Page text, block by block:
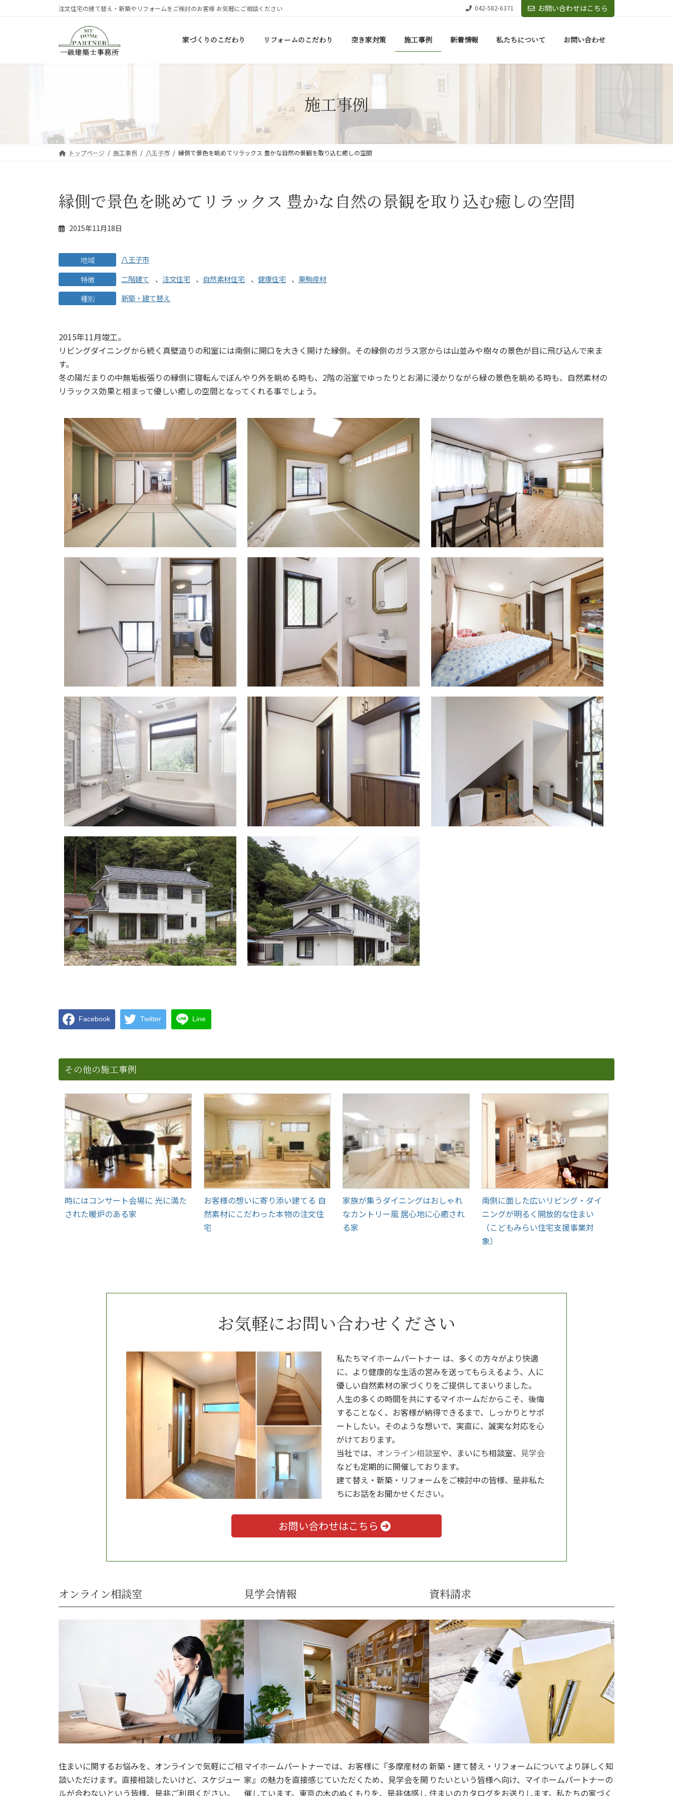
注文住宅の建て替え・新築やリフォームをご検討のお客様 お気軽にご相談ください 042-582-6371 お問い合わせはこちら
家づくりのこだわり リフォームのこだわり 空き家対策 施工事例 新着情報 私たちについて お問い合わせ
施工事例
トップページ 施工事例 八王子市 縁側で景色を眺めてリラックス 豊かな自然の景観を取り込む癒しの空間
縁側で景色を眺めてリラックス 豊かな自然の景観を取り込む癒しの空間
2015年11月18日
地域
八王子市
特徴
二階建て 、 注文住宅 、 自然素材住宅 、 健康住宅 、栗駒産材
種別
新築・建て替え
2015年11月竣工。
リビングダイニングから続く真壁造りの和室には南側に開口を大きく開けた縁側。その縁側のガラス窓からは山並みや樹々の景色が目に飛び込んで来ま
す。
冬の陽だまりの中無垢板張りの縁側に寝転んでぼんやり外を眺める時も、2階の浴室でゆったりとお湯に浸かりながら緑の景色を眺める時も、自然素材の
リラックス効果と相まって優しい癒しの空間となってくれる事でしょう。
Facebook Twitter Line
その他の施工事例
時にはコンサート会場に 光に満た
された暖炉のある家
お客様の想いに寄り添い建てる 自
然素材にこだわった本物の注文住
宅
家族が集うダイニングはおしゃれ
なカントリー風 居心地に心癒され
る家
南側に面した広いリビング・ダイ
ニングが明るく開放的な住まい
（こどもみらい住宅支援事業対
象）
お気軽にお問い合わせください
私たちマイホームパートナー は、多くの方々がより快適
に、より健康的な生活の営みを送ってもらえるよう、人に
優しい自然素材の家づくりをご提供してまいりました。
人生の多くの時間を共にするマイホームだからこそ、後悔
することなく、お客様が納得できるまで、しっかりとサポ
ートしたい。そのような想いで、実直に、誠実な対応を心
がけております。
当社では、 オンライン相談室や、まいにち相談室、 見学会
なども定期的に開催しております。
建て替え・新築・リフォームをご検討中の皆様、是非私た
ちにお話をお聞かせください。
お問い合わせはこちら
オンライン相談室
住まいに関するお悩みを、オンラインで気軽にご相
談いただけます。直接相談したいけど、スケジュー
ルが合わないという皆様、是非ご利用ください。
見学会情報
マイホームパートナーでは、お客様に『多摩産材の
家』の魅力を直接感じていただくため、見学会を開
催しています。東京の木のぬくもりを、是非体感し
資料請求
新築・建て替え・リフォームについてより詳しく知
りたいという皆様へ向け、マイホームパートナーの
住まいのカタログをお送りします。私たちの家づく